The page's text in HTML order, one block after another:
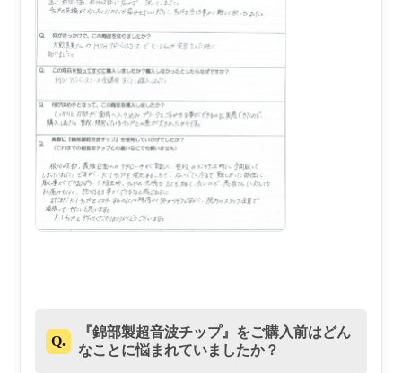
Q.
『錦部製超音波チップ』をご購入前はどん
なことに悩まれていましたか？